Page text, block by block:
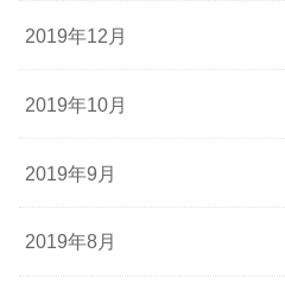
2019年12月
2019年10月
2019年9月
2019年8月